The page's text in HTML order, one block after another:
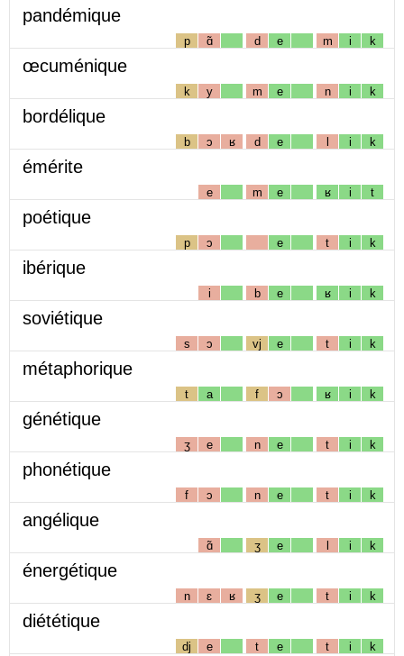
pandémique
p ɑ̃ d e m i k
œcuménique
k y m e n i k
bordélique
b ɔ ʁ d e l i k
émérite
e m e ʁ i t
poétique
p ɔ e t i k
ibérique
i b e ʁ i k
soviétique
s ɔ vj e t i k
métaphorique
t a f ɔ ʁ i k
génétique
ʒ e n e t i k
phonétique
f ɔ n e t i k
angélique
ɑ̃ ʒ e l i k
énergétique
n ɛ ʁ ʒ e t i k
diététique
dj e t e t i k